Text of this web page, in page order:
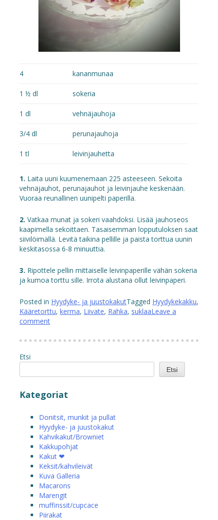
4 kananmunaa
1 ½ dl sokeria
1 dl vehnäjauhoja
3/4 dl perunajauhoja
1 tl leivinjauhetta
1. Laita uuni kuumenemaan 225 asteeseen. Sekoita
vehnäjauhot, perunajauhot ja leivinjauhe keskenään.
Vuoraa reunallinen uunipelti paperilla.
2. Vatkaa munat ja sokeri vaahdoksi. Lisää jauhoseos
kaapimella sekoittaen. Tasaisemman lopputuloksen saat
siivilöimällä. Levitä taikina pellille ja paista torttua uunin
keskitasossa 6-8 minuuttia.
3. Ripottele pellin mittaiselle leivinpaperille vähän sokeria
ja kumoa torttu sille. Irrota alustana ollut leivinpaperi.
Posted in Hyydyke- ja juustokakutTagged Hyydykekakku,
Kääretorttu, kerma, Liivate, Rahka, suklaaLeave a
comment
Etsi
Etsi
Kategoriat
Donitsit, munkit ja pullat
Hyydyke- ja juustokakut
Kahvikakut/Browniet
Kakkupohjat
Kakut ❤
Keksit/kahvileivät
Kuva Galleria
Macarons
Marengit
muffinssit/cupcace
Piirakat